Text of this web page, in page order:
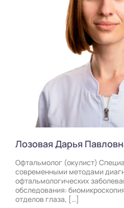
Лозовая Дарья
Офтальмолог (окулист)
современными методами
офтальмологических
обследования:
отделов глаза, […]